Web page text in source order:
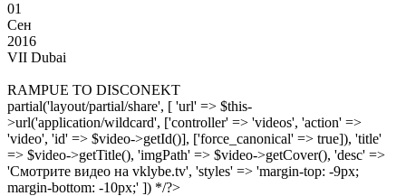
01
Сен
2016
VII Dubai
RAMPUE TO DISCONEKT
partial('layout/partial/share', [ 'url' => $this-
>url('application/wildcard', ['controller' => 'videos', 'action' =>
'video', 'id' => $video->getId()], ['force_canonical' => true]), 'title'
=> $video->getTitle(), 'imgPath' => $video->getCover(), 'desc' =>
'Смотрите видео на vklybe.tv', 'styles' => 'margin-top: -9px;
margin-bottom: -10px;' ]) */?>